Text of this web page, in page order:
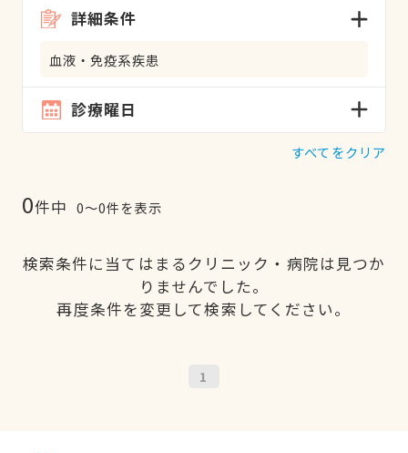
詳細条件
血液・免疫系疾患
診療曜日
すべてをクリア
0件中 0〜0件を表示
検索条件に当てはまるクリニック・病院は見つか
りませんでした。
再度条件を変更して検索してください。
1